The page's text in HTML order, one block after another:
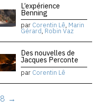
L’expérience
Benning
par Corentin Lê, Marin
Gérard, Robin Vaz
Des nouvelles de
Jacques Perconte
par Corentin Lê
8 →